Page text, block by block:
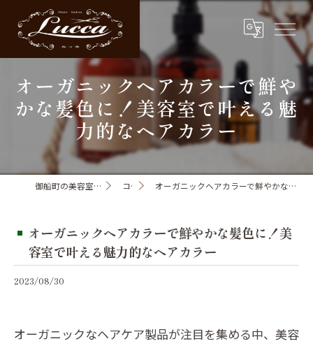
オーガニックヘアカラーで鮮や
かな髪色に！美容室で叶える魅
力的なヘアカラー
御船町の美容室ならHair Salon Lucca コラム オーガニックヘアカラーで鮮やかな髪色に！美容室で叶える魅力的なヘアカラー
オーガニックヘアカラーで鮮やかな髪色に！美
容室で叶える魅力的なヘアカラー
2023/08/30
オーガニックなヘアケア製品が注目を集める中、美容